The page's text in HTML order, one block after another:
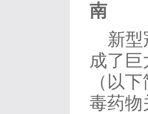
南
新
成了
（以
毒药物